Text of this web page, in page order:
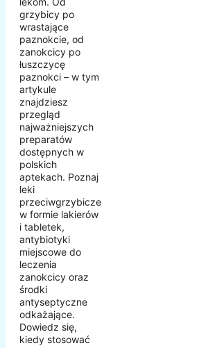
grzybicy po
wrastające
paznokcie, od
zanokcicy po
łuszczycę
paznokci – w tym
artykule
znajdziesz
przegląd
najważniejszych
preparatów
dostępnych w
polskich
aptekach. Poznaj
leki
przeciwgrzybicze
w formie lakierów
i tabletek,
antybiotyki
miejscowe do
leczenia
zanokcicy oraz
środki
antyseptyczne
odkażające.
Dowiedz się,
kiedy stosować